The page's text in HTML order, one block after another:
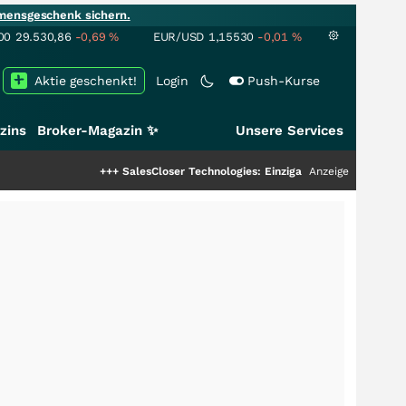
sichern.
29.530,86 -0,69% EUR/USD 1,15530 -0,01 %
Login Push-Kurse
Aktie geschenkt!
Broker-Magazin ✨ Unsere Services
SalesCloser Technologies: Einzigartige Leistung zieht die
Anzeige